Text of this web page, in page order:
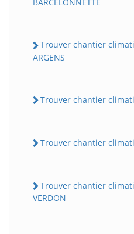
Trouver chantier
ARGENS
Trouver chantier
Trouver chantier
Trouver chantier
VERDON